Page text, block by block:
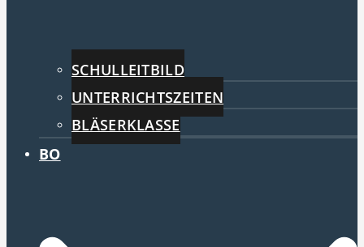
SCHULLEITBILD
UNTERRICHTSZEITEN
BLÄSERKLASSE
BO